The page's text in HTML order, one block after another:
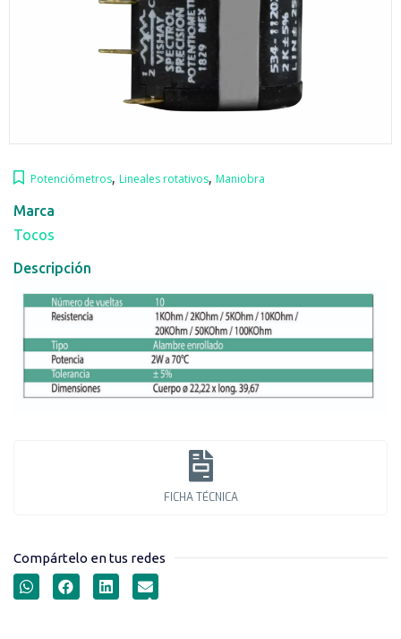
Potenciómetros, Lineales rotativos, Maniobra
Marca
Tocos
Descripción
FICHA TÉCNICA
Compártelo en tus redes